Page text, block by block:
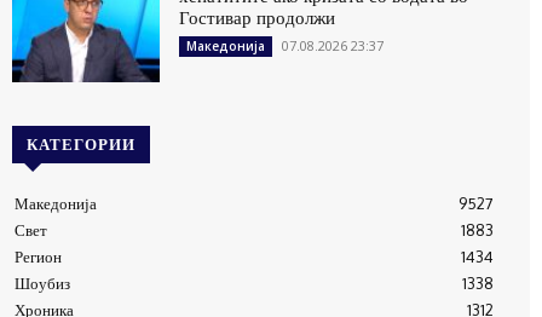
Гостивар продолжи
Македонија 07.08.2026 23:37
КАТЕГОРИИ
Македонија
9527
Свет
1883
Регион
1434
Шоубиз
1338
Хроника
1312